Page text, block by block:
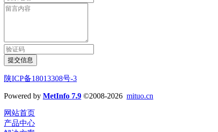
提交信息
陕ICP备18013308号-3
Powered by MetInfo 7.9 ©2008-2026 mituo.cn
网站首页
产品中心